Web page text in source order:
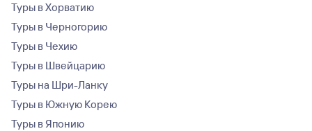
Туры в Хорватию
Туры в Черногорию
Туры в Чехию
Туры в Швейцарию
Туры на Шри-Ланку
Туры в Южную Корею
Туры в Японию